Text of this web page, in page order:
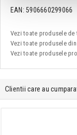
EAN: 5906660299066
Vezi toate produsele de
Vezi toate produsele
Vezi toate produsele
Clientii care au